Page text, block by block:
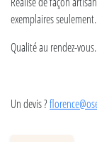
exemplaires seulement.
Qualité au rendez-vous.
Un devis ?